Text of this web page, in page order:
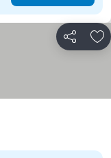
Compartir